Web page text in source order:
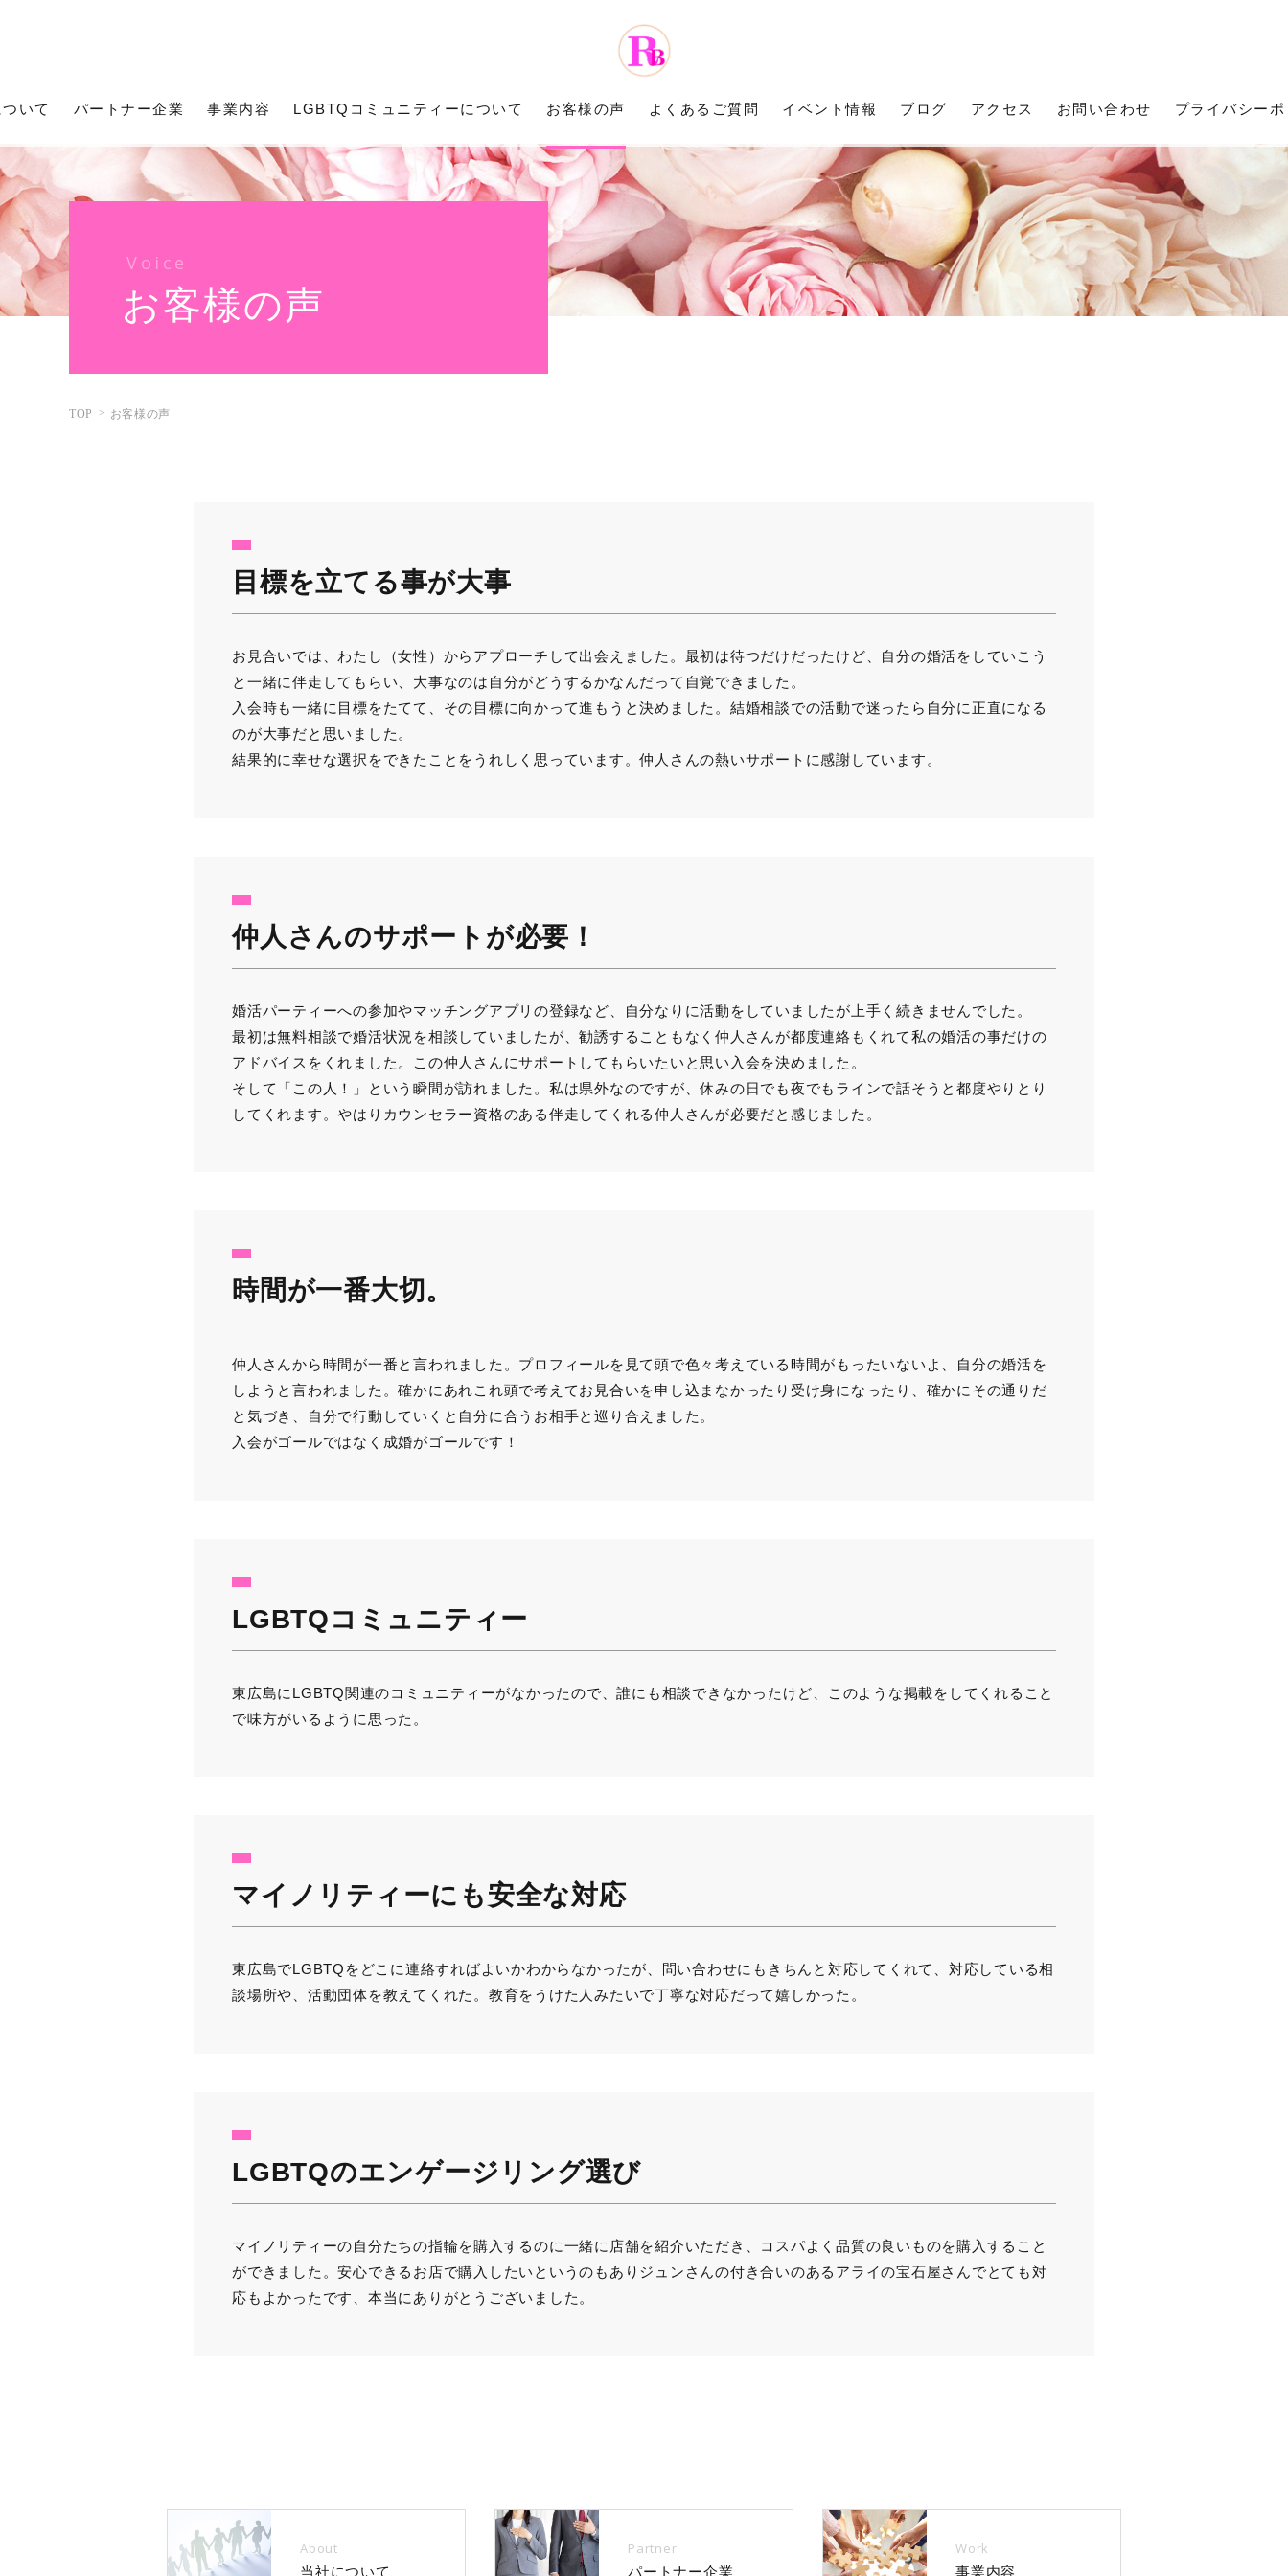
いて パートナー企業 事業内容 LGBTQコミュニティーについて お客様の声 よくあるご質問 イベント情報 ブログ アクセス お問い合わせ プライバシー
Voice
お客様の声
TOP お客様の声
目標を立てる事が大事
お見合いでは、わたし（女性）からアプローチして出会えました。最初は待つだけだったけど、自分の婚活をしていこう
と一緒に伴走してもらい、大事なのは自分がどうするかなんだって自覚できました。
入会時も一緒に目標をたてて、その目標に向かって進もうと決めました。結婚相談での活動で迷ったら自分に正直になる
のが大事だと思いました。
結果的に幸せな選択をできたことをうれしく思っています。仲人さんの熱いサポートに感謝しています。
仲人さんのサポートが必要！
婚活パーティーへの参加やマッチングアプリの登録など、自分なりに活動をしていましたが上手く続きませんでした。
最初は無料相談で婚活状況を相談していましたが、勧誘することもなく仲人さんが都度連絡もくれて私の婚活の事だけの
アドバイスをくれました。この仲人さんにサポートしてもらいたいと思い入会を決めました。
そして「この人！」という瞬間が訪れました。私は県外なのですが、休みの日でも夜でもラインで話そうと都度やりとり
してくれます。やはりカウンセラー資格のある伴走してくれる仲人さんが必要だと感じました。
時間が一番大切。
仲人さんから時間が一番と言われました。プロフィールを見て頭で色々考えている時間がもったいないよ、自分の婚活を
しようと言われました。確かにあれこれ頭で考えてお見合いを申し込まなかったり受け身になったり、確かにその通りだ
と気づき、自分で行動していくと自分に合うお相手と巡り合えました。
入会がゴールではなく成婚がゴールです！
LGBTQコミュニティー
東広島にLGBTQ関連のコミュニティーがなかったので、誰にも相談できなかったけど、このような掲載をしてくれること
で味方がいるように思った。
マイノリティーにも安全な対応
東広島でLGBTQをどこに連絡すればよいかわからなかったが、問い合わせにもきちんと対応してくれて、対応している相
談場所や、活動団体を教えてくれた。教育をうけた人みたいで丁寧な対応だって嬉しかった。
LGBTQのエンゲージリング選び
マイノリティーの自分たちの指輪を購入するのに一緒に店舗を紹介いただき、コスパよく品質の良いものを購入すること
ができました。安心できるお店で購入したいというのもありジュンさんの付き合いのあるアライの宝石屋さんでとても対
応もよかったです、本当にありがとうございました。
About
当社について
Partner
パートナー企業
Work
事業内容